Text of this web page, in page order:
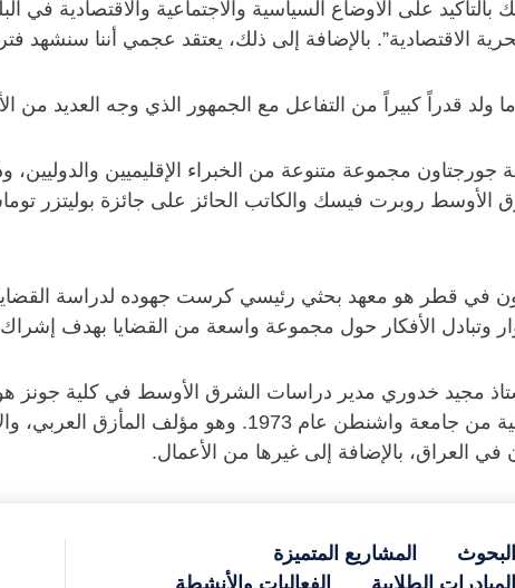
على الأوضاع السياسية والاجتماعية والاقتصادية في
الاقتصادية”. بالإضافة إلى ذلك، يعتقد عجمي أننا سنشهد
ولد قدراً كبيراً من التفاعل مع الجمهور الذي وجه العديد من
جورجتاون مجموعة متنوعة من الخبراء الإقليميين
الأوسط روبرت فيسك والكاتب الحائز على جائزة
في قطر هو معهد بحثي رئيسي كرست جهوده لدراسة القضايا
وتبادل الأفكار حول مجموعة واسعة من القضايا بهدف
2011، خلف عجمي الأستاذ مجيد خدوري مدير دراسات الشرق الأوسط في
الأكاديمية بعد نيله شهادة الدكتوراه في العلوم السياسية
في العراق، بالإضافة إلى غيرها من الأعمال.
البحوث
المشاريع المتميزة
المبادرات الطلابية
الفعاليات والأنشطة